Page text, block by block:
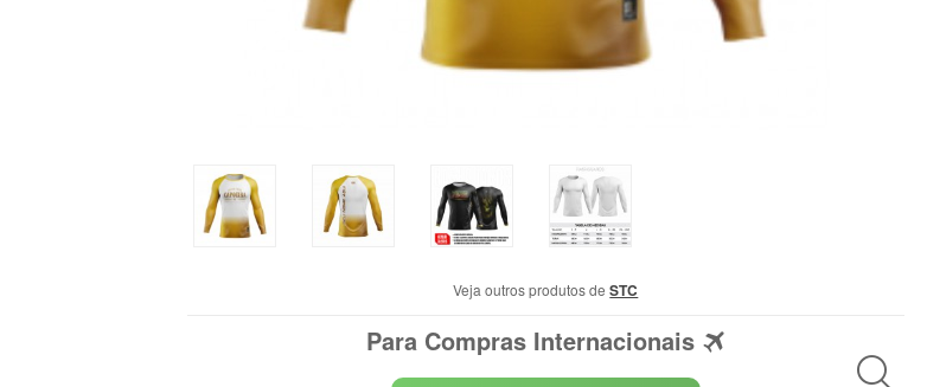
Veja outros produtos deSTC
Para Compras Internacionais